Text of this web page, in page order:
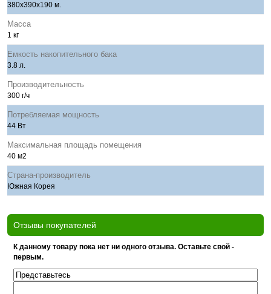
380х390х190 м.
Масса
1 кг
Емкость накопительного бака
3.8 л.
Производительность
300 г/ч
Потребляемая мощность
44 Вт
Максимальная площадь помещения
40 м2
Страна-производитель
Южная Корея
Отзывы покупателей
К данному товару пока нет ни одного отзыва. Оставьте свой -
первым.